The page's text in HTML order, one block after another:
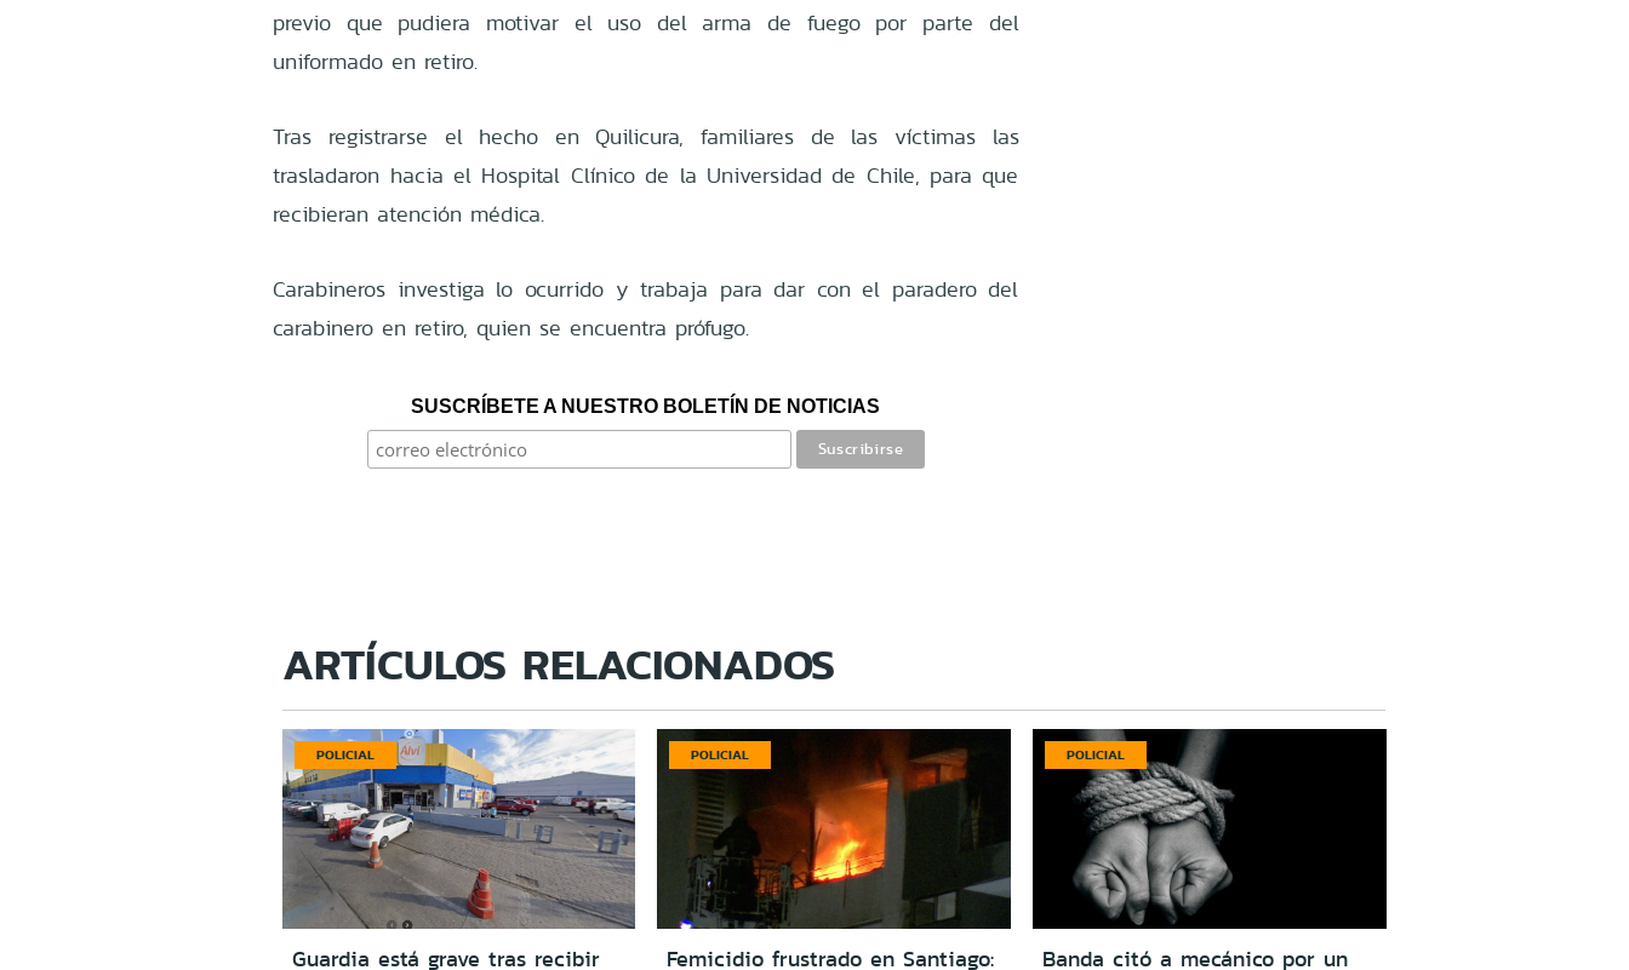
previo que pudiera motivar el uso del arma de fuego por parte del
uniformado en retiro.
Tras registrarse el hecho en Quilicura, familiares de las víctimas las
trasladaron hacia el Hospital Clínico de la Universidad de Chile, para que
recibieran atención médica.
Carabineros investiga lo ocurrido y trabaja para dar con el paradero del
carabinero en retiro, quien se encuentra prófugo.
SUSCRÍBETE A NUESTRO BOLETÍN DE NOTICIAS
ARTÍCULOS RELACIONADOS
POLICIAL
Guardia está grave tras recibir
POLICIAL
Femicidio frustrado en Santiago:
POLICIAL
Banda citó a mecánico por un